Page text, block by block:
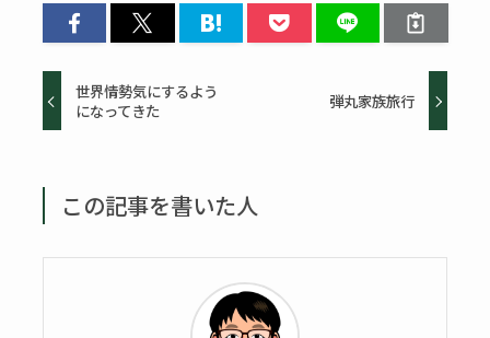
世界情勢気にするよう
になってきた
弾丸家族旅行
この記事を書いた人